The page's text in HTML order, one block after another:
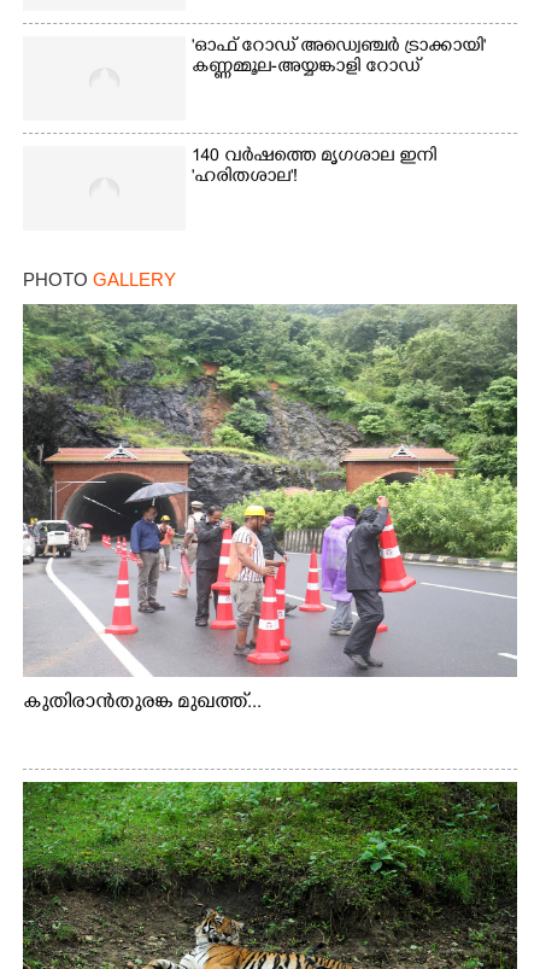
'ഓഫ് റോഡ് അഡ്വെഞ്ചർ ട്രാക്കായി'
കണ്ണമ്മൂല-അയ്യങ്കാളി റോഡ്
140 വർഷത്തെ മൃഗശാല ഇനി
'ഹരിതശാല'!
PHOTO GALLERY
കുതിരാൻതുരങ്ക മുഖത്ത്...